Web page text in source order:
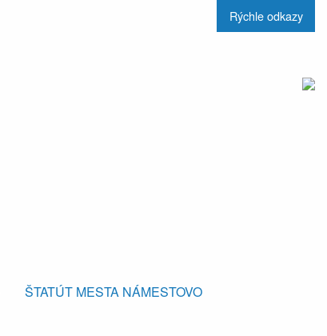
Rýchle odkazy
ŠTATÚT MESTA NÁMESTOVO